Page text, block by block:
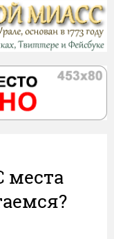
места